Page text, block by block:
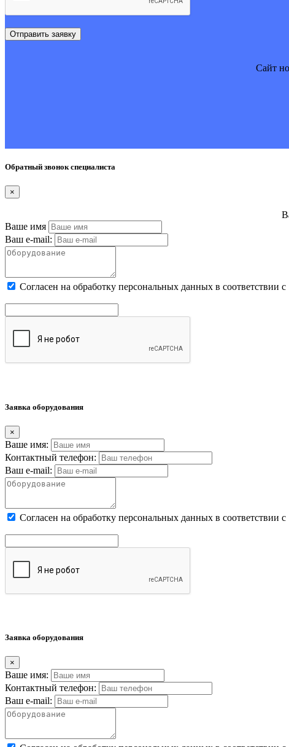
Отправить заявку
Cайт
Обратный звонок специалиста
×
Ваше имя
Ваш e-mail:
Cогласен на обработку персональных данных в соответствии
Заявка оборудования
×
Ваше имя:
Контактный телефон:
Ваш e-mail:
Cогласен на обработку персональных данных в соответствии
Заявка оборудования
×
Ваше имя:
Контактный телефон:
Ваш e-mail: